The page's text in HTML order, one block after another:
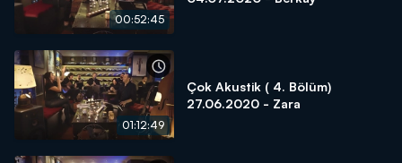
00:52:45
01:12:49
Çok Akustik ( 4. Bölüm)
27.06.2020 - Zara